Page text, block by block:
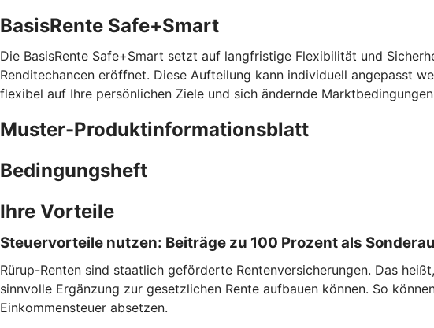
BasisRente Safe+Smart
Die BasisRente Safe+Smart setzt auf langfristige Flexibilität und
Renditechancen eröffnet. Diese Aufteilung kann individuell angepasst
flexibel auf Ihre persönlichen Ziele und sich ändernde
Muster-Produktinformationsblatt
Bedingungsheft
Ihre Vorteile
Steuervorteile nutzen: Beiträge zu 100 Prozent als
Rürup-Renten sind staatlich geförderte Rentenversicherungen. Das
sinnvolle Ergänzung zur gesetzlichen Rente aufbauen können. So
Einkommensteuer absetzen.